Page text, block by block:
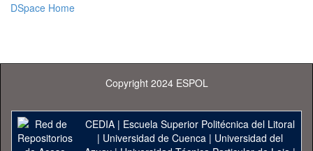
DSpace Home
Copyright 2024 ESPOL
CEDIA| Escuela Superior Politécnica del Litoral
| Universidad de Cuenca| Universidad del